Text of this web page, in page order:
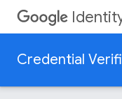
Credential